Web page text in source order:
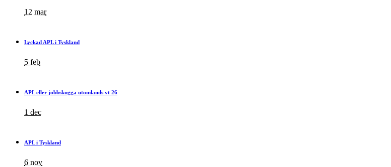
12 mar
Lyckad APL i Tyskland
5 feb
APL eller jobbskugga utomlands vt 26
1 dec
APL i Tyskland
6 nov